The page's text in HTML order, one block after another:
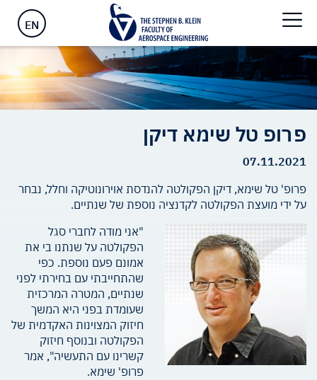
EN
פרופ טל שימא דיקן
07.11.2021
פרופ' טל שימא, דיקן הפקולטה להנדסת אוירונוטיקה וחלל, נבחר
על ידי מועצת הפקולטה לקדנציה נוספת של שנתיים.
"אני מודה לחברי סגל
הפקולטה על שנתנו בי את
אמונם פעם נוספת. כפי
שהתחייבתי עם בחירתי לפני
שנתיים, המטרה המרכזית
שעומדת בפני היא המשך
חיזוק המצוינות האקדמית של
הפקולטה ובנוסף חיזוק
קשרינו עם התעשיה", אמר
פרופ' שימא.